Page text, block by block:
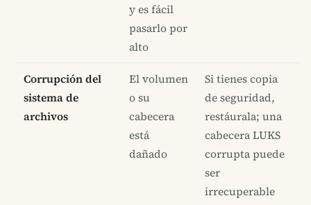
y es fácil
pasarlo por
alto
Corrupción del
sistema de
archivos
El volumen
o su
cabecera
está
dañado
Si tienes copia
de seguridad,
restáurala; una
cabecera LUKS
corrupta puede
ser
irrecuperable